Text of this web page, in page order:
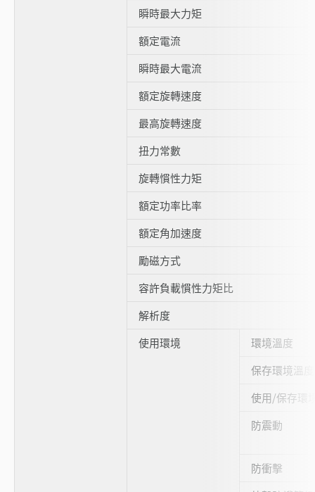
瞬時最大力矩
額定電流
瞬時最大電流
額定旋轉速度
最高旋轉速度
扭力常數
旋轉慣性力矩
額定功率比率
額定角加速度
勵磁方式
容許負載慣性力矩比
解析度
使用環境
環境溫度
保存環境溫度
使用/保存環
防震動
防衝擊